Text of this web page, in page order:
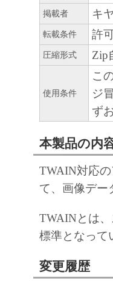
４．著作権
お客様は、
キヤノンの
しくは削除
５．保証の
(1) 「本ソ
連会社、そ
「本ソフト
の適合性の
(2) キヤノン
れらの販売
失利益およ
掲載者 キ
転載条件 許
圧縮形式 Zip
使用条件
こ
ジ
ず
本製品の内
TWAIN対応
て、画像デー
TWAINとは
標準となって
変更履歴